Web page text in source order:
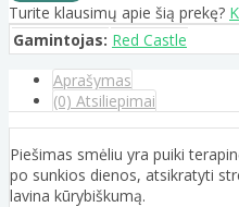
Turite klausimų apie šią prekę?
Gamintojas: Red Castle
Aprašymas
(0) Atsiliepimai
Piešimas smėliu yra puiki
po sunkios dienos, atsikratyti
lavina kūrybiškumą.